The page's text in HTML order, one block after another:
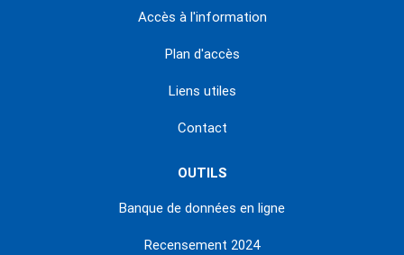
Accès à l'information
Plan d'accès
Liens utiles
Contact
OUTILS
Banque de données en ligne
Recensement 2024